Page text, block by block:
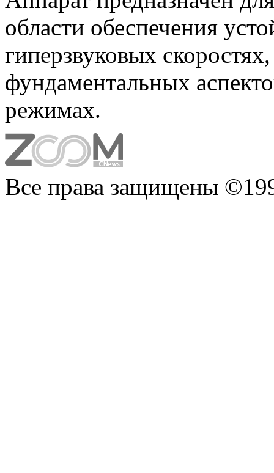
области обеспечения
гиперзвуковых
фундаментальных
режимах.
Все права защищены